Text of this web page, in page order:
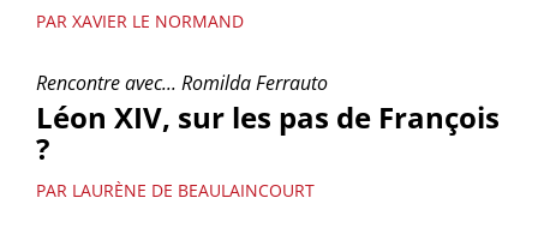
PAR XAVIER LE NORMAND
Rencontre avec... Romilda Ferrauto
Léon XIV, sur les pas de François
?
PAR LAURÈNE DE BEAULAINCOURT